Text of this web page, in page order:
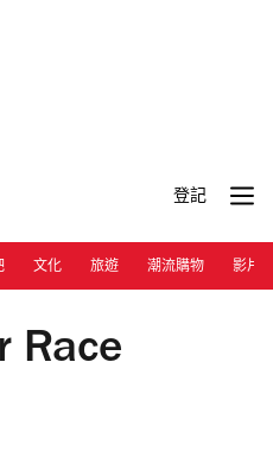
登記
文化 旅遊 潮流購物 影片
Race